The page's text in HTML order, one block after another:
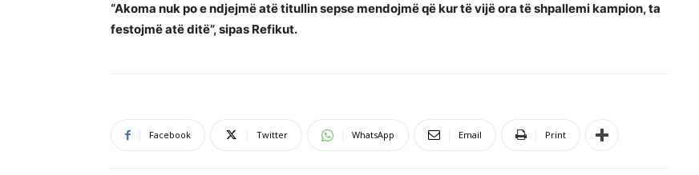
“Akoma nuk po e ndjejmë atë titullin sepse mendojmë që kur të vijë ora të shpallemi kampion, ta
festojmë atë ditë”, sipas Refikut.
Facebook Twitter WhatsApp Email Print